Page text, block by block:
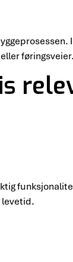
føringsveier.
levetid.